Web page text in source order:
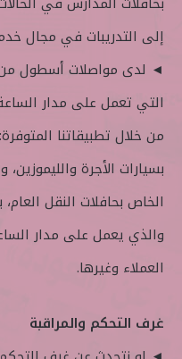
إلى التدريبات في مجال
◄ لدى مواصلات أسطول من
التي تعمل على مدار
من خلال تطبيقاتنا
بسيارات الأجرة
الخاص بحافلات النقل
والذي يعمل على مدار
العملاء وغيرها.
غرف التحكم والمراقبة